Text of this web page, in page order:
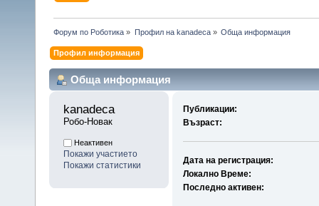
Форум по Роботика » Профил на kanadeca» Обща информация
Профил информация
Обща информация
kanadeca
Робо-Новак
Неактивен
Покажи участието
Покажи статистики
Публикации:
Възраст:
Дата на регистрация:
Локално Време:
Последно активен: